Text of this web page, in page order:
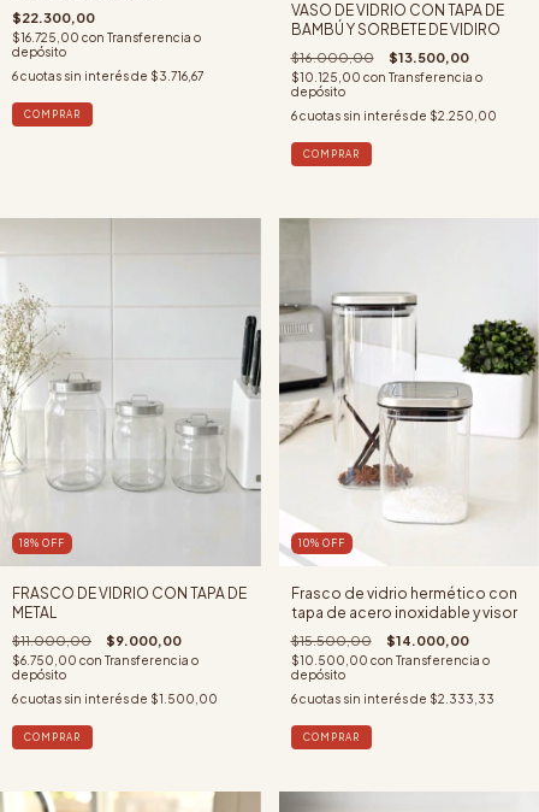
$22.300,00
$16.725,00 con Transferencia o
depósito
6cuotas sin interés de $3.716,67
VASO DE VIDRIO CON TAPA DE
BAMBÚ Y SORBETE DE VIDIRO
$16.000,00 $13.500,00
$10.125,00 con Transferencia o
depósito
6 cuotas sin interés de $2.250,00
18% OFF
FRASCO DE VIDRIO CON TAPA DE
METAL
$11.000,00 $9.000,00
$6.750,00 con Transferencia o
depósito
6cuotas sin interés de $1.500,00
COMPRAR
10% OFF
Frasco de vidrio hermético con
tapa de acero inoxidable y visor
$15.500,00 $14.000,00
$10.500,00 con Transferencia o
depósito
6 cuotas sin interés de $2.333,33
COMPRAR